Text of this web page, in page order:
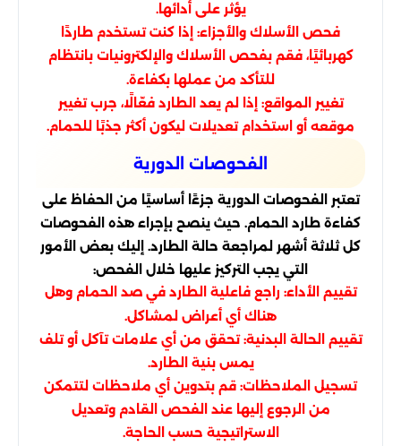
يؤثر على أدائها.
فحص الأسلاك والأجزاء: إذا كنت تستخدم طاردًا
كهربائيًا، فقم بفحص الأسلاك والإلكترونيات بانتظام
للتأكد من عملها بكفاءة.
تغيير المواقع: إذا لم يعد الطارد فعّالًا، جرب تغيير
موقعه أو استخدام تعديلات ليكون أكثر جذبًا للحمام.
الفحوصات الدورية
تعتبر الفحوصات الدورية جزءًا أساسيًا من الحفاظ على
كفاءة طارد الحمام. حيث ينصح بإجراء هذه الفحوصات
كل ثلاثة أشهر لمراجعة حالة الطارد. إليك بعض الأمور
التي يجب التركيز عليها خلال الفحص:
تقييم الأداء: راجع فاعلية الطارد في صد الحمام وهل
هناك أي أعراض لمشاكل.
تقييم الحالة البدنية: تحقق من أي علامات تآكل أو تلف
يمس بنية الطارد.
تسجيل الملاحظات: قم بتدوين أي ملاحظات لتتمكن
من الرجوع إليها عند الفحص القادم وتعديل
الاستراتيجية حسب الحاجة.